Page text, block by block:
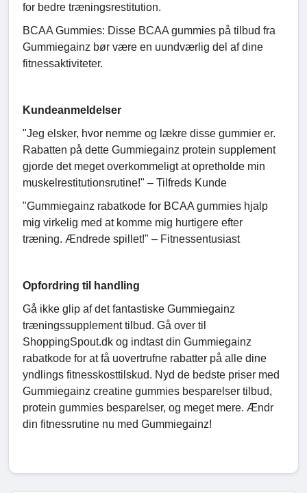
for bedre træningsrestitution.
BCAA Gummies: Disse BCAA gummies på tilbud fra
Gummiegainz bør være en uundværlig del af dine
fitnessaktiviteter.
Kundeanmeldelser
"Jeg elsker, hvor nemme og lækre disse gummier er.
Rabatten på dette Gummiegainz protein supplement
gjorde det meget overkommeligt at opretholde min
muskelrestitutionsrutine!" – Tilfreds Kunde
"Gummiegainz rabatkode for BCAA gummies hjalp
mig virkelig med at komme mig hurtigere efter
træning. Ændrede spillet!" – Fitnessentusiast
Opfordring til handling
Gå ikke glip af det fantastiske Gummiegainz
træningssupplement tilbud. Gå over til
ShoppingSpout.dk og indtast din Gummiegainz
rabatkode for at få uovertrufne rabatter på alle dine
yndlings fitnesskosttilskud. Nyd de bedste priser med
Gummiegainz creatine gummies besparelser tilbud,
protein gummies besparelser, og meget mere. Ændr
din fitnessrutine nu med Gummiegainz!